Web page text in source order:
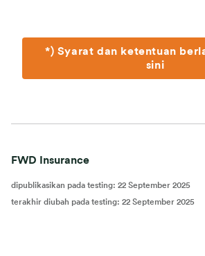
*) Syarat dan ketentuan
sini
FWD Insurance
dipublikasikan pada testing: 22 September 2025
terakhir diubah pada testing: 22 September 2025